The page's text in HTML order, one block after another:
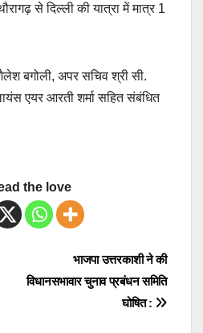
से दिल्ली की यात्रा में मात्र 1
बगोली, अपर सचिव श्री सी.
एयर आरती शर्मा सहित संबंधित
the love
भाजपा उत्तरकाशी ने की
विधानसभावार चुनाव प्रबंधन समिति
घोषित :